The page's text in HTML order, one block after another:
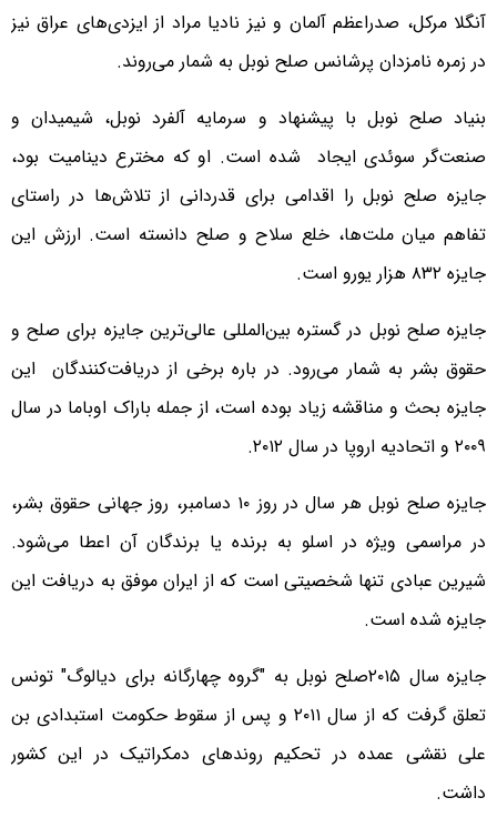
آنگلا مرکل، صدراعظم آلمان و نیز نادیا مراد از ایزدی‌های عراق نیز
در زمره نامزدان پرشانس صلح نوبل به شمار می‌روند.
بنیاد صلح نوبل با پیشنهاد و سرمایه آلفرد نوبل، شیمیدان و
صنعت‌گر سوئدی ایجاد شده است. او که مخترع دینامیت بود،
جایزه صلح نوبل را اقدامی برای قدردانی از تلاش‌ها در راستای
تفاهم میان ملت‌ها، خلع سلاح و صلح دانسته است. ارزش این
جایزه ۸۳۲ هزار یورو است.
جایزه صلح نوبل در گستره بین‌المللی عالی‌ترین جایزه برای صلح و
حقوق بشر به شمار می‌رود. در باره برخی از دریافت‌کنندگان این
جایزه بحث و مناقشه زیاد بوده است، از جمله باراک اوباما در سال
۲۰۰۹ و اتحادیه اروپا در سال ۲۰۱۲.
جایزه صلح نوبل هر سال در روز ۱۰ دسامبر، روز جهانی حقوق بشر،
در مراسمی ویژه در اسلو به برنده یا برندگان آن اعطا می‌شود.
شیرین عبادی تنها شخصیتی است که از ایران موفق به دریافت این
جایزه شده است.
جایزه سال ۲۰۱۵صلح نوبل به "گروه چهارگانه برای دیالوگ" تونس
تعلق گرفت که از سال ۲۰۱۱ و پس از سقوط حکومت استبدادی بن
علی نقشی عمده در تحکیم روندهای دمکراتیک در این کشور
داشت.